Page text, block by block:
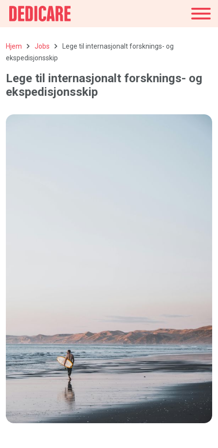
Hjem Jobs
Lege til internasjonalt forsknings- og
ekspedisjonsskip
Lege til internasjonalt forsknings- og
ekspedisjonsskip